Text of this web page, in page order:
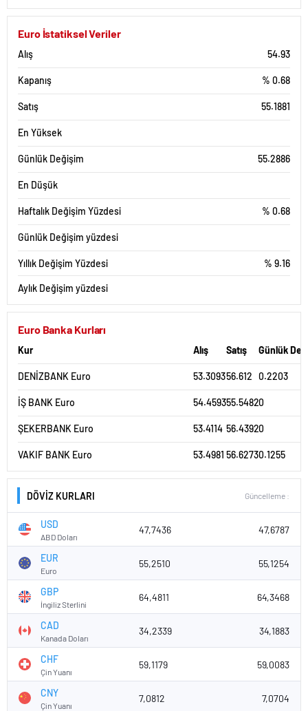
Euro İstatiksel Veriler
Alış 54.93
Kapanış % 0.68
Satış 55.1881
En Yüksek
Günlük Değişim 55.2886
En Düşük
Haftalık Değişim Yüzdesi % 0.68
Günlük Değişim yüzdesi
Yıllık Değişim Yüzdesi % 9.16
Aylık Değişim yüzdesi
Euro Banka Kurları
Kur Alış Satış Günlük
DENİZBANK Euro 53.309356.612 0.2203
İŞ BANK Euro 54.459355.54820
ŞEKERBANK Euro 53.4114 56.43920
VAKIF BANK Euro 53.4981 56.62730.1255
DÖVİZ KURLARI Güncelleme :
USD
ABD Doları
47,7436 47,6787
EUR
Euro
55,2510 55,1254
GBP
İngiliz Sterlini
64,4811 64,3468
CAD
Kanada Doları
34,2339 34,1883
CHF
Çin Yuanı
59,1179 59,0083
CNY
Çin Yuanı
7,0812 7,0704